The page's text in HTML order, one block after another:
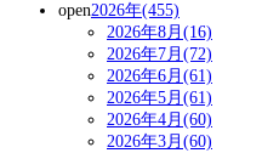
open2026年(455)
2026年8月(16)
2026年7月(72)
2026年6月(61)
2026年5月(61)
2026年4月(60)
2026年3月(60)